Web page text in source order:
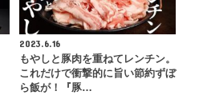
2023.6.16
もやしと豚肉を重ねてレンチン。
これだけで衝撃的に旨い節約ずぼ
ら飯が！『豚…